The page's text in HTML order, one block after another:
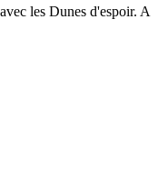
les Dunes d'espoir. A